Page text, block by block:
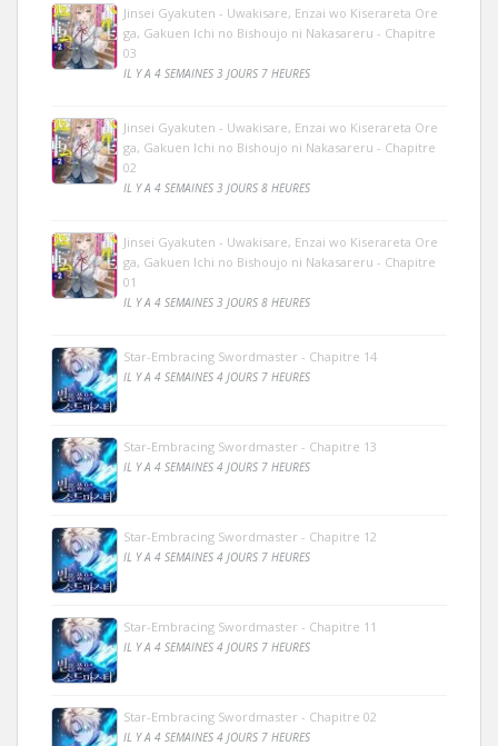
Jinsei Gyakuten - Uwakisare, Enzai wo Kiserareta Ore
ga, Gakuen Ichi no Bishoujo ni Nakasareru - Chapitre
03
IL Y A 4 SEMAINES 3 JOURS 7 HEURES
Jinsei Gyakuten - Uwakisare, Enzai wo Kiserareta Ore
ga, Gakuen Ichi no Bishoujo ni Nakasareru - Chapitre
02
IL Y A 4 SEMAINES 3 JOURS 8 HEURES
Jinsei Gyakuten - Uwakisare, Enzai wo Kiserareta Ore
ga, Gakuen Ichi no Bishoujo ni Nakasareru - Chapitre
01
IL Y A 4 SEMAINES 3 JOURS 8 HEURES
Star-Embracing Swordmaster - Chapitre 14
IL Y A 4 SEMAINES 4 JOURS 7 HEURES
Star-Embracing Swordmaster - Chapitre 13
IL Y A 4 SEMAINES 4 JOURS 7 HEURES
Star-Embracing Swordmaster - Chapitre 12
IL Y A 4 SEMAINES 4 JOURS 7 HEURES
Star-Embracing Swordmaster - Chapitre 11
IL Y A 4 SEMAINES 4 JOURS 7 HEURES
Star-Embracing Swordmaster - Chapitre 02
IL Y A 4 SEMAINES 4 JOURS 7 HEURES